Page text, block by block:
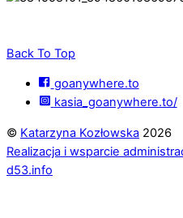
Back To Top
goanywhere.to
kasia_goanywhere.to/
© Katarzyna Kozłowska 2026
Realizacja i wsparcie
d53.info